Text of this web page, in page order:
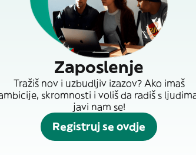
Zaposlenje
Tražiš nov i uzbudljiv izazov? Ako imaš
skromnosti i voliš da radiš s
javi nam se!
Registruj se ovdje